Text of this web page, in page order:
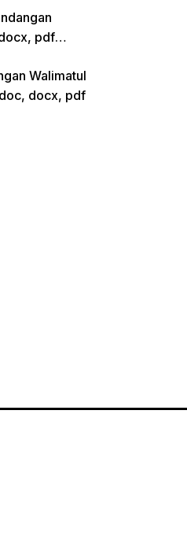
pdf
Walimatul
docx, pdf